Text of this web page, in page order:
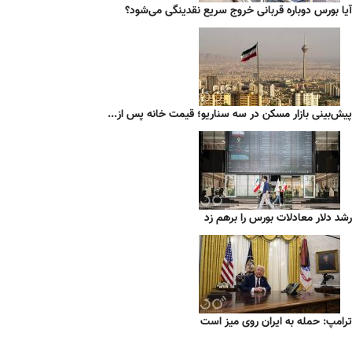
آیا بورس دوباره قربانی خروج سریع نقدینگی می‌شود؟
پیش‌بینی بازار مسکن در سه سناریو؛ قیمت خانه پس از...
رشد دلار معادلات بورس را برهم زد
ترامپ: حمله به ایران روی میز است